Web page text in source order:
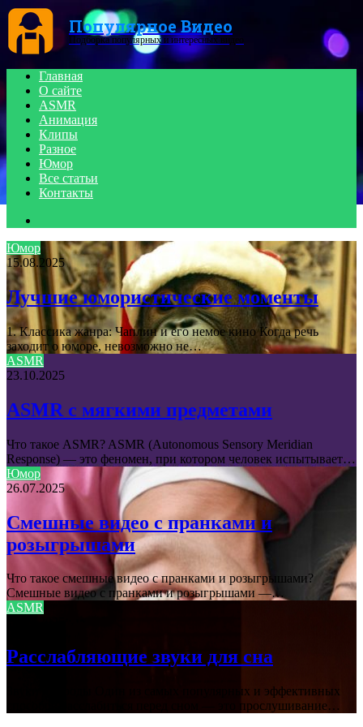
Menu
Популярное Видео
Подборка популярных и интересных видео
Главная
О сайте
ASMR
Анимация
Клипы
Разное
Юмор
Все статьи
Контакты
Юмор
15.08.2025
Лучшие юмористические моменты
1. Классика жанра: Чаплин и его немое кино Когда речь
заходит о юморе, невозможно не…
ASMR
23.10.2025
ASMR с мягкими предметами
Что такое ASMR? ASMR (Autonomous Sensory Meridian
Response) — это феномен, при котором человек испытывает…
Юмор
26.07.2025
Смешные видео с пранками и
розыгрышами
Что такое смешные видео с пранками и розыгрышами?
Смешные видео с пранками и розыгрышами —…
ASMR
Расслабляющие звуки для сна
Звуки природы Один из самых популярных и эффективных
способов расслабиться перед сном — это прослушивание…